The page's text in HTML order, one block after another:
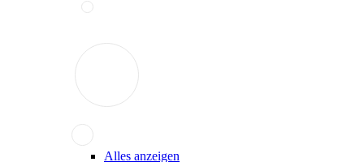
Alles anzeigen